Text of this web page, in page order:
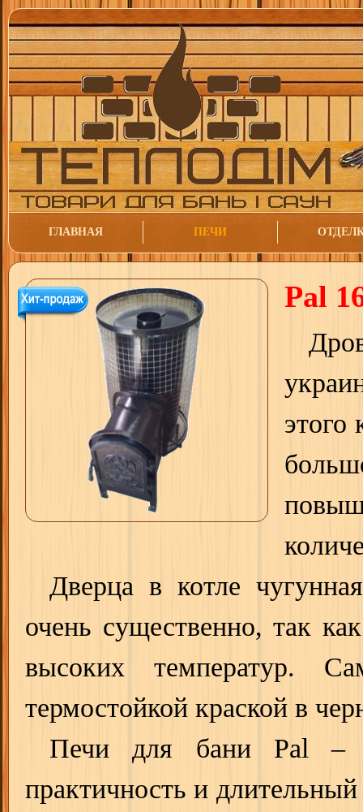
ГЛАВНАЯ ПЕЧИ
Pal
этого
Дверца в котле
очень существенно, так
высоких температур.
термостойкой краской в
Печи для бани Pal –
практичность и